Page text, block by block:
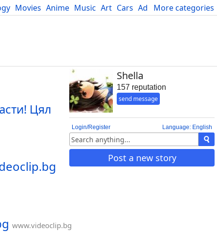
More categories
Movies Anime Music Art Cars Advice Science
Shella
157 reputation
send message
Language: English
Login/Register
Post a new story
Цял
www.videoclip.bg